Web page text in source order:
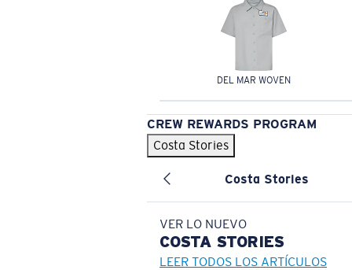
DEL MAR WOVEN
CREW REWARDS PROGRAM
Costa Stories
Costa Stories
VER LO NUEVO
COSTA STORIES
LEER TODOS LOS ARTÍCULOS